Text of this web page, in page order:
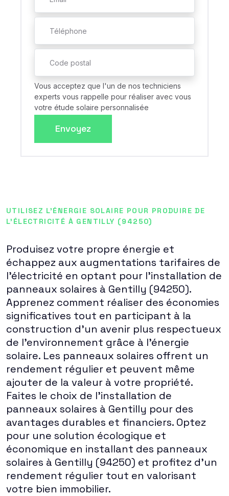
Vous acceptez que l'un de nos techniciens
experts vous rappelle pour réaliser avec vous
votre étude solaire personnalisée
Envoyez
UTILISEZ L'ÉNERGIE SOLAIRE POUR PRODUIRE DE
L'ÉLECTRICITÉ À GENTILLY (94250)
Produisez votre propre énergie et
échappez aux augmentations tarifaires de
l'électricité en optant pour l'installation de
panneaux solaires à Gentilly (94250).
Apprenez comment réaliser des économies
significatives tout en participant à la
construction d'un avenir plus respectueux
de l'environnement grâce à l'énergie
solaire. Les panneaux solaires offrent un
rendement régulier et peuvent même
ajouter de la valeur à votre propriété.
Faites le choix de l'installation de
panneaux solaires à Gentilly pour des
avantages durables et financiers. Optez
pour une solution écologique et
économique en installant des panneaux
solaires à Gentilly (94250) et profitez d'un
rendement régulier tout en valorisant
votre bien immobilier.